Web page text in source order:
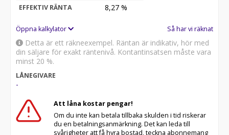
EFFEKTIV RÄNTA 8,27 %
Öppna kalkylator Så har vi räknat
Detta är ett räkneexempel. Räntan är indikativ, hör med
din säljare för exakt räntenivå. Kontantinsatsen måste vara
minst 20 %.
LÅNEGIVARE
-
Att låna kostar pengar!
Om du inte kan betala tillbaka skulden i tid riskerar
du en betalningsanmärkning. Det kan leda till
svårigheter att få hyra bostad, teckna abonnemang